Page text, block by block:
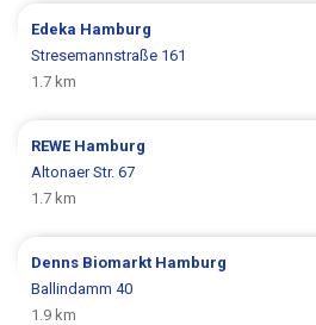
Edeka Hamburg
Stresemannstraße 161
1.7 km
REWE Hamburg
Altonaer Str. 67
1.7 km
Denns Biomarkt Hamburg
Ballindamm 40
1.9 km